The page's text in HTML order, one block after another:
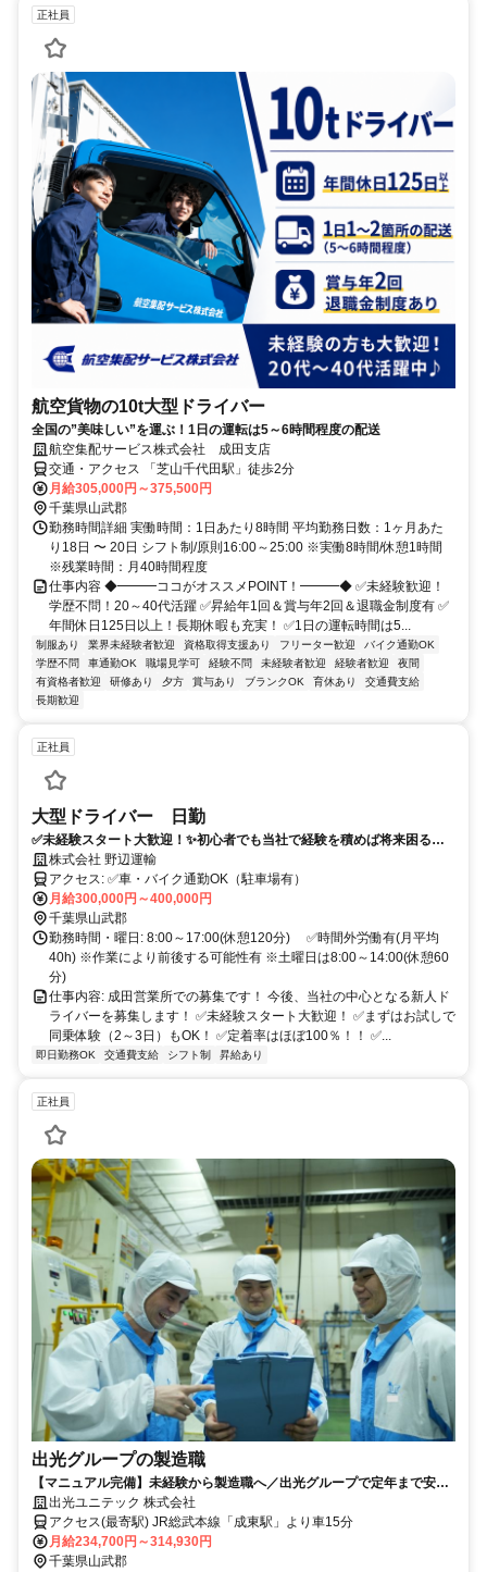
正社員
航空貨物の10t大型ドライバー
全国の”美味しい”を運ぶ！1日の運転は5～6時間程度の配送
航空集配サービス株式会社 成田支店
交通・アクセス 「芝山千代田駅」徒歩2分
月給305,000円～375,500円
千葉県山武郡
勤務時間詳細 実働時間：1日あたり8時間 平均勤務日数：1ヶ月あた
り18日 〜 20日 シフト制/原則16:00～25:00 ※実働8時間/休憩1時間
※残業時間：月40時間程度
仕事内容 ◆━━━ココがオススメPOINT！━━━◆ ✅未経験歓迎！
学歴不問！20～40代活躍 ✅昇給年1回＆賞与年2回＆退職金制度有 ✅
年間休日125日以上！長期休暇も充実！ ✅1日の運転時間は5...
制服あり 業界未経験者歓迎 資格取得支援あり フリーター歓迎
バイク通勤OK
学歴不問
車通勤OK 職場見学可 経験不問 未経験者歓迎 経験者歓迎
夜間
有資格者歓迎
研修あり 夕方 賞与あり ブランクOK 育休あり
交通費支給
長期歓迎
正社員
大型ドライバー 日勤
✅️未経験スタート大歓迎！✨初心者でも当社で経験を積めば将来困る事
はありません✨ドライバーの｢イメージ｣がきっと変わります！
株式会社 野辺運輸
アクセス: ✅️車・バイク通勤OK（駐車場有）
月給300,000円～400,000円
千葉県山武郡
勤務時間・曜日: 8:00～17:00(休憩120分) ✅️時間外労働有(月平均
40h) ※作業により前後する可能性有 ※土曜日は8:00～14:00(休憩60
分)
仕事内容: 成田営業所での募集です！ 今後、当社の中心となる新人ド
ライバーを募集します！ ✅️未経験スタート大歓迎！ ✅️まずはお試しで
同乗体験（2～3日）もOK！ ✅️定着率はほぼ100％！！ ✅...
即日勤務OK 交通費支給 シフト制 昇給あり
正社員
出光グループの製造職
【マニュアル完備】未経験から製造職へ／出光グループで定年まで安心
して働ける／ほぼ残業なし／賞与20年連続支給
出光ユニテック 株式会社
アクセス(最寄駅) JR総武本線「成東駅」より車15分
月給234,700円～314,930円
千葉県山武郡